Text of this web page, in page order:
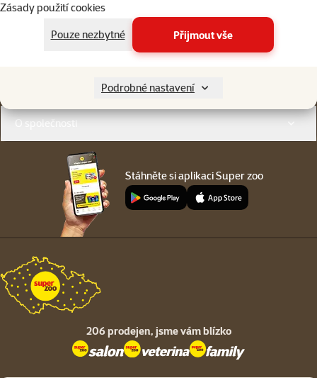
Zásady použití cookies
Pouze nezbytné
Přijmout vše
Podrobné nastavení
neboWhatsApp jsme vám blízko
O společnosti
Stáhněte si aplikaci Super zoo
206 prodejen, jsme vám blízko